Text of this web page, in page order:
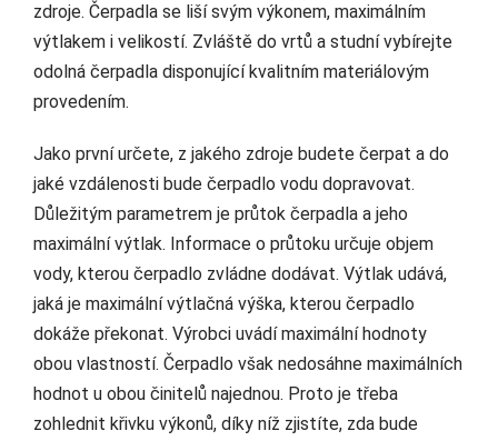
zdroje. Čerpadla se liší svým výkonem, maximálním
výtlakem i velikostí. Zvláště do vrtů a studní vybírejte
odolná čerpadla disponující kvalitním materiálovým
provedením.
Jako první určete, z jakého zdroje budete čerpat a do
jaké vzdálenosti bude čerpadlo vodu dopravovat.
Důležitým parametrem je průtok čerpadla a jeho
maximální výtlak. Informace o průtoku určuje objem
vody, kterou čerpadlo zvládne dodávat. Výtlak udává,
jaká je maximální výtlačná výška, kterou čerpadlo
dokáže překonat. Výrobci uvádí maximální hodnoty
obou vlastností. Čerpadlo však nedosáhne maximálních
hodnot u obou činitelů najednou. Proto je třeba
zohlednit křivku výkonů, díky níž zjistíte, zda bude